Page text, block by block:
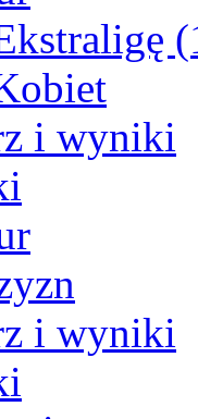
i wyniki
i wyniki